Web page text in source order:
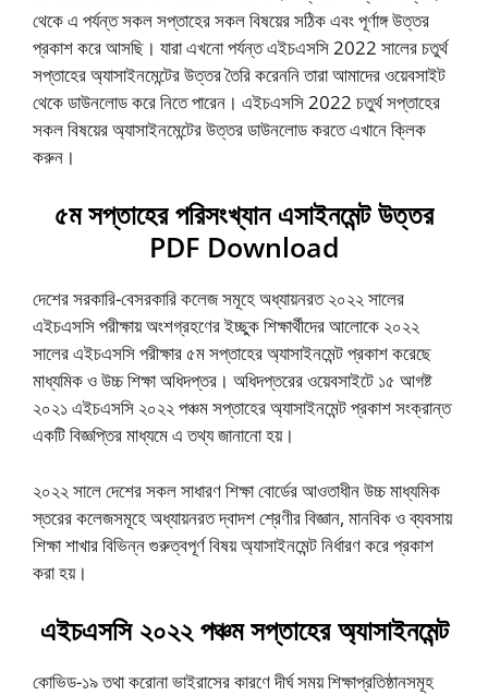
থেকে এ পর্যন্ত সকল সপ্তাহের সকল বিষয়ের সঠিক এবং পূর্ণাঙ্গ উত্তর
প্রকাশ করে আসছি। যারা এখনো পর্যন্ত এইচএসসি 2022 সালের চতুর্থ
সপ্তাহের অ্যাসাইনমেন্টের উত্তর তৈরি করেননি তারা আমাদের ওয়েবসাইট
থেকে ডাউনলোড করে নিতে পারেন। এইচএসসি 2022 চতুর্থ সপ্তাহের
সকল বিষয়ের অ্যাসাইনমেন্টের উত্তর ডাউনলোড করতে এখানে ক্লিক
করুন।
৫ম সপ্তাহের পরিসংখ্যান এসাইনমেন্ট উত্তর
PDF Download
দেশের সরকারি-বেসরকারি কলেজ সমূহে অধ্যায়নরত ২০২২ সালের
এইচএসসি পরীক্ষায় অংশগ্রহণের ইচ্ছুক শিক্ষার্থীদের আলোকে ২০২২
সালের এইচএসসি পরীক্ষার ৫ম সপ্তাহের অ্যাসাইনমেন্ট প্রকাশ করেছে
মাধ্যমিক ও উচ্চ শিক্ষা অধিদপ্তর। অধিদপ্তরের ওয়েবসাইটে ১৫ আগষ্ট
২০২১ এইচএসসি ২০২২ পঞ্চম সপ্তাহের অ্যাসাইনমেন্ট প্রকাশ সংক্রান্ত
একটি বিজ্ঞপ্তির মাধ্যমে এ তথ্য জানানো হয়।
২০২২ সালে দেশের সকল সাধারণ শিক্ষা বোর্ডের আওতাধীন উচ্চ মাধ্যমিক
স্তরের কলেজসমূহে অধ্যায়নরত দ্বাদশ শ্রেণীর বিজ্ঞান, মানবিক ও ব্যবসায়
শিক্ষা শাখার বিভিন্ন গুরুত্বপূর্ণ বিষয় অ্যাসাইনমেন্ট নির্ধারণ করে প্রকাশ
করা হয়।
এইচএসসি ২০২২ পঞ্চম সপ্তাহের অ্যাসাইনমেন্ট
কোভিড-১৯ তথা করোনা ভাইরাসের কারণে দীর্ঘ সময় শিক্ষাপ্রতিষ্ঠানসমূহ